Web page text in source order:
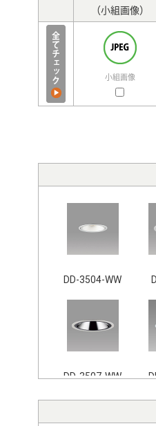
（小組画像）
小組画像
DD-3504-WW
DD-3507-WW